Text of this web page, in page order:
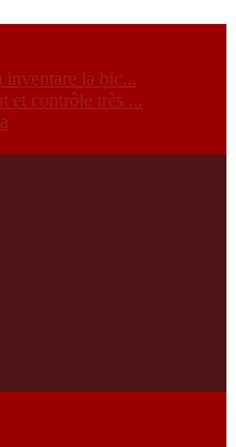
la bic...
contrôle très ...